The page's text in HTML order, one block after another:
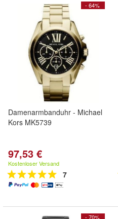
- 64%
Damenarmbanduhr - Michael
Kors MK5739
97,53 €
Kostenloser Versand
7
- 70%